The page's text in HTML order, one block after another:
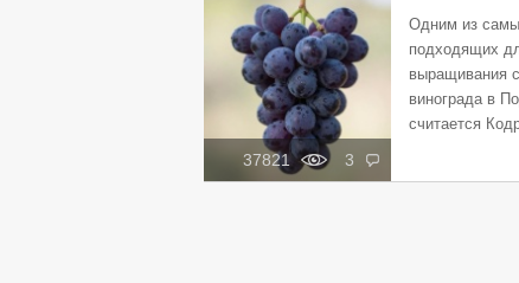
3
37821
Одним из
подходящих
выращивания
винограда в
считается